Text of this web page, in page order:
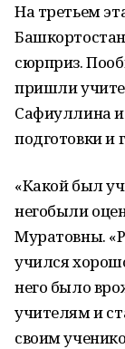
На третьем
сюрприз.
пришли
Сафиуллина
подготовки и
«Какой был
негобыли
Муратовны.
учился
него было
учителям и
своим